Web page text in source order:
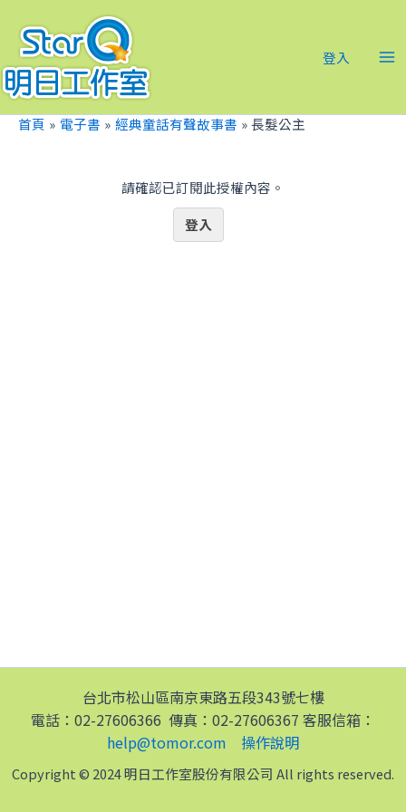
要
內
容
登入
首頁 電子書 經典童話有聲故事書 長髮公主
請確認已訂閱此授權內容。
登入
台北市松山區南京東路五段343號七樓
電話：02-27606366 傳真：02-27606367 客服信箱：
help@tomor.com
操作說明
Copyright © 2024 明日工作室股份有限公司 All rights reserved.